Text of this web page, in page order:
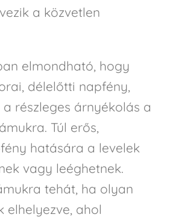
a közvetlen
elmondható, hogy
délelőtti napfény,
részleges árnyékolás a
Túl erős,
hatására a levelek
vagy leéghetnek.
tehát, ha olyan
elhelyezve, ahol